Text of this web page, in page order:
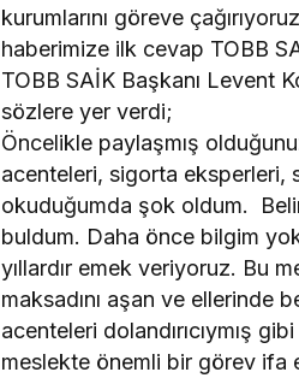
kurumlarını göreve
haberimize ilk cevap TOBB
TOBB SAİK Başkanı Levent
sözlere yer verdi;
Öncelikle paylaşmış
acenteleri, sigorta eksperleri,
okuduğumda şok oldum.
buldum. Daha önce bilgim
yıllardır emek veriyoruz. Bu
maksadını aşan ve ellerinde
acenteleri dolandırıcıymış
meslekte önemli bir görev ifa